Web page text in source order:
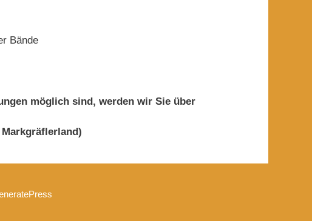
Bände
möglich sind, werden wir Sie über